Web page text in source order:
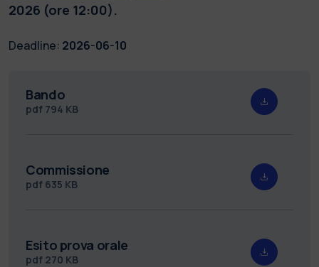
2026 (ore 12:00).
Deadline: 2026-06-10
Bando
pdf 794 KB
Commissione
pdf 635 KB
Esito prova orale
pdf 270 KB